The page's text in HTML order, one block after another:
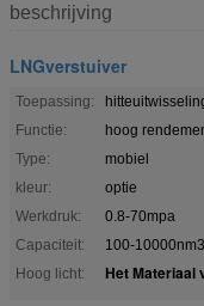
beschrijving
LNGverstuiver
Toepassing:
Functie:
hoog
Type:
mobiel
kleur:
optie
Werkdruk:
0.8-70mpa
Capaciteit:
100-
Hoog licht:
Het Materiaal